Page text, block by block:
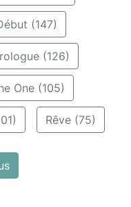
(147)
(126)
One (105)
Rêve (75)